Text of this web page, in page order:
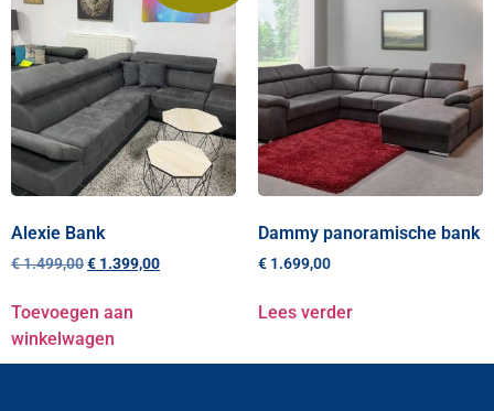
Alexie Bank
€1.499,00€ 1.399,00
Toevoegen aan
winkelwagen
Dammy panoramische bank
€ 1.699,00
Lees verder